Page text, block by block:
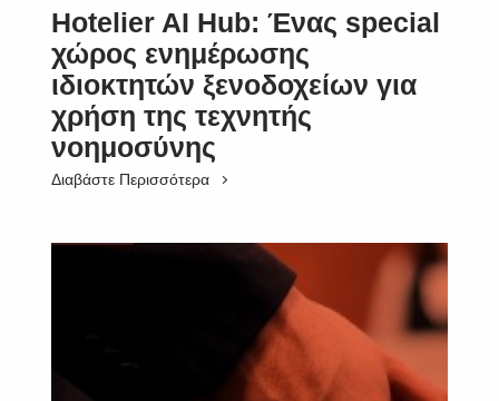
Hotelier AI Hub: Ένας special
χώρος ενημέρωσης
ιδιοκτητών ξενοδοχείων για
χρήση της τεχνητής
νοημοσύνης
Διαβάστε Περισσότερα